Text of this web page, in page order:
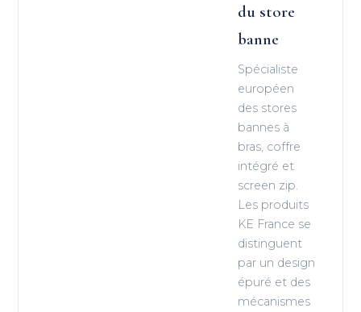
du store
banne
Spécialiste
européen
des stores
bannes à
bras, coffre
intégré et
screen zip.
Les produits
KE France se
distinguent
par un design
épuré et des
mécanismes